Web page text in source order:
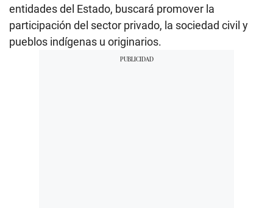
entidades del Estado, buscará promover la
participación del sector privado, la sociedad civil y
pueblos indígenas u originarios.